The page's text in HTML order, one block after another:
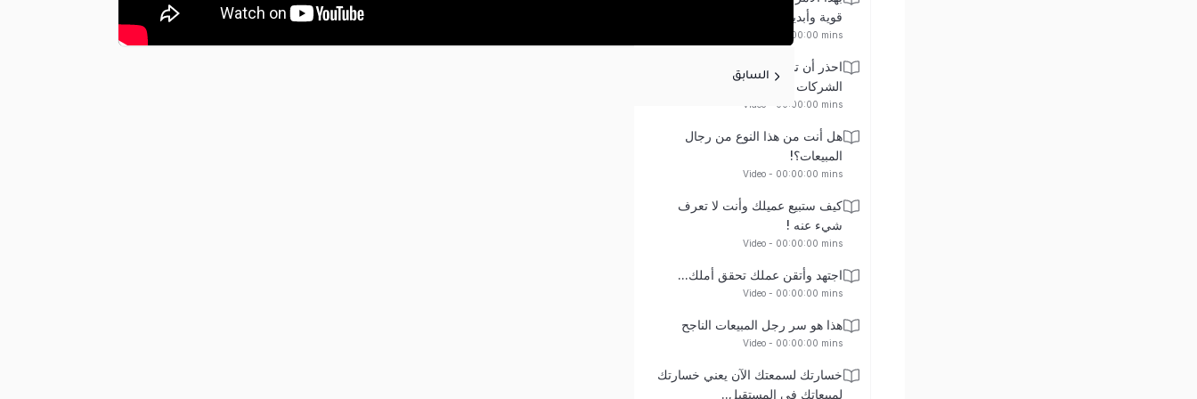
قوية وأبدية
Video - 00:00:00 mins
احذر أن تستثمر في هذا النوع من
الشركات
Video - 00:00:00 mins
هل أنت من هذا النوع من رجال
المبيعات؟!
Video - 00:00:00 mins
كيف ستبيع عميلك وأنت لا تعرف
شيء عنه !
Video - 00:00:00 mins
اجتهد وأتقن عملك تحقق أملك...
Video - 00:00:00 mins
هذا هو سر رجل المبيعات الناجح
Video - 00:00:00 mins
خسارتك لسمعتك الآن يعني خسارتك
لمبيعاتك في المستقبل..
السابق